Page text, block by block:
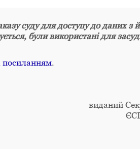
суду для доступу до даних з
були використані для
посиланням.
виданий